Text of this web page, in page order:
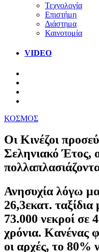
Τεχνολογία
Επιστήμη
Διάστημα
Καινοτομία
VIDEO
ΚΟΣΜΟΣ
Οι Κινέζοι
Σεληνιακό Έτος,
Ανησυχία λόγω
26,3εκατ.
73.000 νεκροί σε
χρόνια. Κανένας
οι αρχές, το 80%